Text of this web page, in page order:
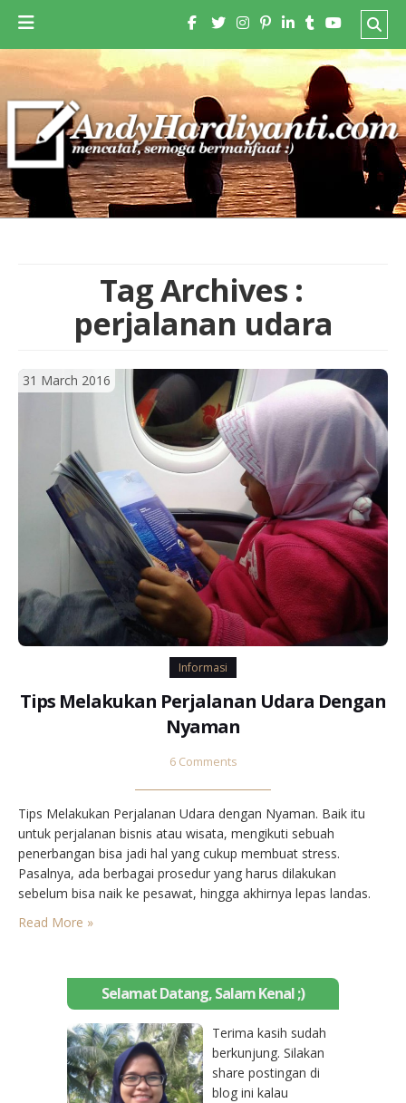
Tag Archives :
perjalanan udara
31 March 2016
Informasi
Tips Melakukan Perjalanan Udara Dengan
Nyaman
6 Comments
Tips Melakukan Perjalanan Udara dengan Nyaman. Baik itu
untuk perjalanan bisnis atau wisata, mengikuti sebuah
penerbangan bisa jadi hal yang cukup membuat stress.
Pasalnya, ada berbagai prosedur yang harus dilakukan
sebelum bisa naik ke pesawat, hingga akhirnya lepas landas.
Namun dengan melakukan beberapa tips dan persiapan
berikut ini, Anda bisa mengurangi tingkat stress tersebut dan
Read More »
Selamat Datang, Salam Kenal ;)
Terima kasih sudah
berkunjung. Silakan
share postingan di
blog ini kalau